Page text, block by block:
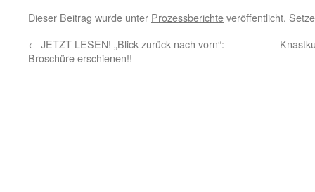
Dieser Beitrag wurde unter Prozessberichteveröffentlicht.
← JETZT LESEN! „Blick zurück nach vorn“:
Broschüre erschienen!!